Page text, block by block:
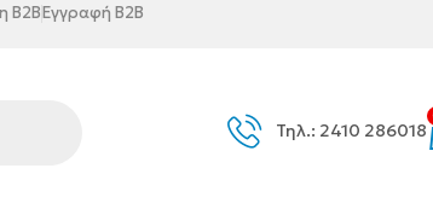
B2BΕγγραφή B2B
Τηλ.: 2410 286018